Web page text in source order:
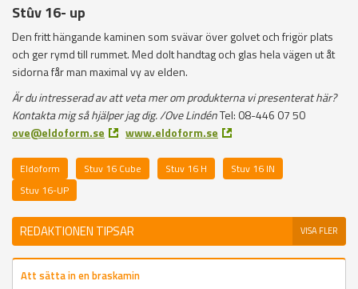
Stûv 16- up
Den fritt hängande kaminen som svävar över golvet och frigör plats
och ger rymd till rummet. Med dolt handtag och glas hela vägen ut åt
sidorna får man maximal vy av elden.
Är du intresserad av att veta mer om produkterna vi presenterat här?
Kontakta mig så hjälper jag dig./Ove LindénTel: 08-446 07 50
ove@eldoform.se
www.eldoform.se
Eldoform Stuv 16 Cube Stuv 16 H
Stuv 16 IN
Stuv 16-UP
REDAKTIONEN TIPSAR VISA FLER
Att sätta in en braskamin